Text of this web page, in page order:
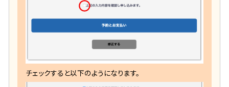
チェックすると以下のようになります。